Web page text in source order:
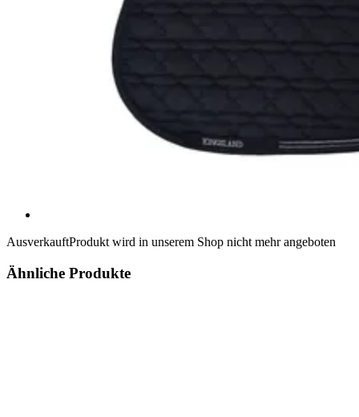
AusverkauftProdukt wird in unserem Shop nicht mehr angeboten
Ähnliche Produkte